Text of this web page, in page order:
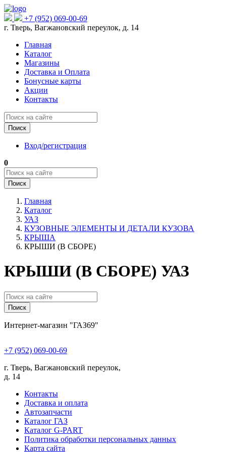
+7 (952) 069-00-69
г. Тверь, Вагжановский переулок, д. 14
Главная
Каталог
Магазины
Доставка и Оплата
Бонусные карты
Акции
Контакты
Поиск
Вход/регистрация
0
Поиск
Главная
Каталог
УАЗ
КУЗОВНЫЕ ЭЛЕМЕНТЫ И ДЕТАЛИ КУЗОВА
КРЫША
КРЫШИ (В СБОРЕ)
КРЫШИ (В СБОРЕ) УАЗ
Поиск
Интернет-магазин "ГАЗ69"
+7 (952) 069-00-69
г. Тверь, Вагжановский переулок,
д. 14
Контакты
Доставка и оплата
Автозапчасти
Каталог ГАЗ
Каталог G-PART
Политика обработки персональных данных
Карта сайта